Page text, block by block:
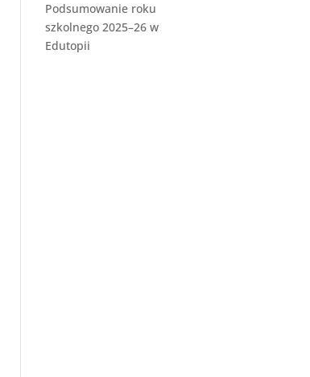
Podsumowanie roku
szkolnego 2025–26 w
Edutopii